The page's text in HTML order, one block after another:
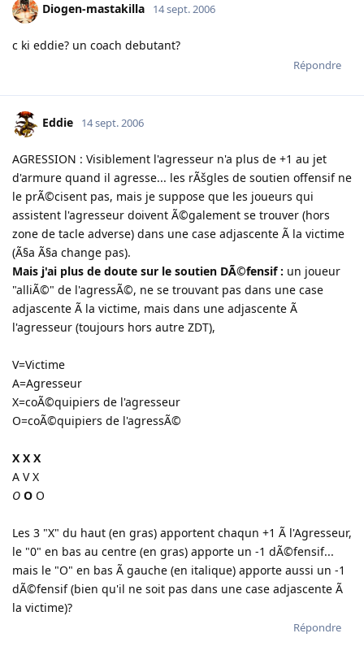
Diogen-mastakilla 14 sept. 2006
c ki eddie? un coach debutant?
Répondre
Eddie 14 sept. 2006
AGRESSION : Visiblement l'agresseur n'a plus de +1 au jet
d'armure quand il agresse... les rÃšgles de soutien offensif ne
le prÃ©cisent pas, mais je suppose que les joueurs qui
assistent l'agresseur doivent Ã©galement se trouver (hors
zone de tacle adverse) dans une case adjascente Ã la victime
(Ã§a Ã§a change pas).
Mais j'ai plus de doute sur le soutien DÃ©fensif : un joueur
"alliÃ©" de l'agressÃ©, ne se trouvant pas dans une case
adjascente Ã la victime, mais dans une adjascente Ã
l'agresseur (toujours hors autre ZDT),
V=Victime
A=Agresseur
X=coÃ©quipiers de l'agresseur
O=coÃ©quipiers de l'agressÃ©
X X X
A V X
O O O
Les 3 "X" du haut (en gras) apportent chaqun +1 Ã l'Agresseur,
le "0" en bas au centre (en gras) apporte un -1 dÃ©fensif...
mais le "O" en bas Ã gauche (en italique) apporte aussi un -1
dÃ©fensif (bien qu'il ne soit pas dans une case adjascente Ã
la victime)?
Répondre